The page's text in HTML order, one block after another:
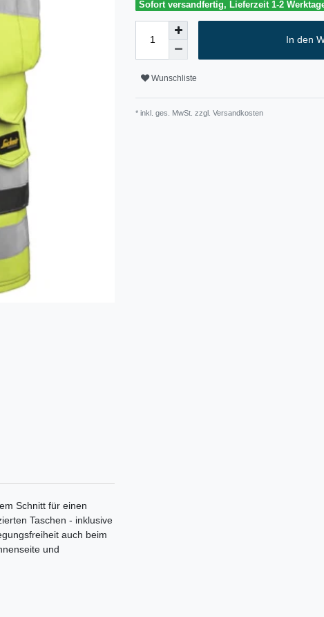
Sofort versandfertig, Lieferzeit 1-2
In den
Wunschliste
* inkl. ges. MwSt. zzgl. Versandkosten
Schnitt für einen
Taschen - inklusive
auch beim
und